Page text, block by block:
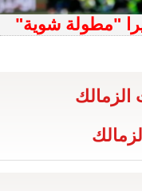
"مطولة شوية"
الزمالك